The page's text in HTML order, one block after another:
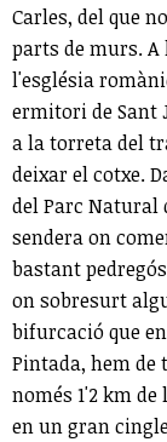
Carles, del que
parts de murs.
l'església
ermitori de Sant
a la torreta del
deixar el cotxe.
del Parc Natural
sendera on
bastant
on sobresurt
bifurcació que
Pintada, hem de
només 1'2 km
en un gran